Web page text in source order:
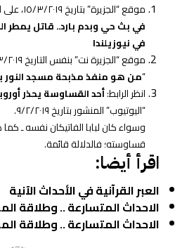
موقع “الجزيرة” بتاريخ ١٥/٣/٢٠١٩، على الرابط:
في بث حي وبدم بارد.. قاتل يمطر
في نيوزيلندا
موقع “الجزيرة نت” بنفس التاريخ ١٥/٣/٢٠١٩، على الرابط:
“من هو منفذ مذبحة مسجد النور
انظر الرابط:أحد القساوسة يحذر
“اليوتيوب” المنشور بتاريخ ٩/٢/٢٠١٩.
وسواء كان لبابا الفاتيكان نفسه ـ
قساوسته؛ فالدلالة قائمة.
اقرأ أيضا:
العبر القرآنية في الأحداث الآنية
الاحداث المتسارعة .. وطلاقة
الاحداث المتسارعة .. وطلاقة